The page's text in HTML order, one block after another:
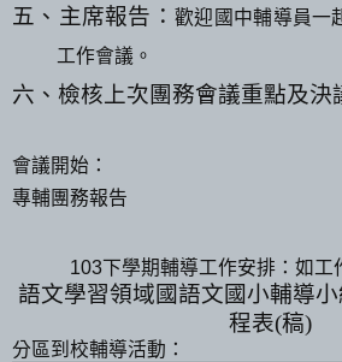
五、主席報告：歡迎國中輔導員一
工作會議。
六、檢核上次團務會議重點及決
會議開始：
專輔團務報告
103下學期輔導工作安排：如工
語文學習領域國語文國小輔導
程表(稿)
分區到校輔導活動：